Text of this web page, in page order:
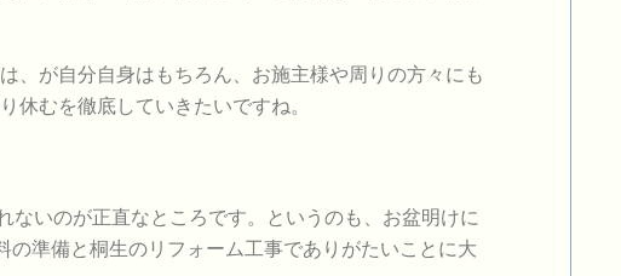
が自分自身はもちろん、お施主様や周りの方々にも
休むを徹底していきたいですね。
いのが正直なところです。というのも、お盆明けに
準備と桐生のリフォーム工事でありがたいことに大